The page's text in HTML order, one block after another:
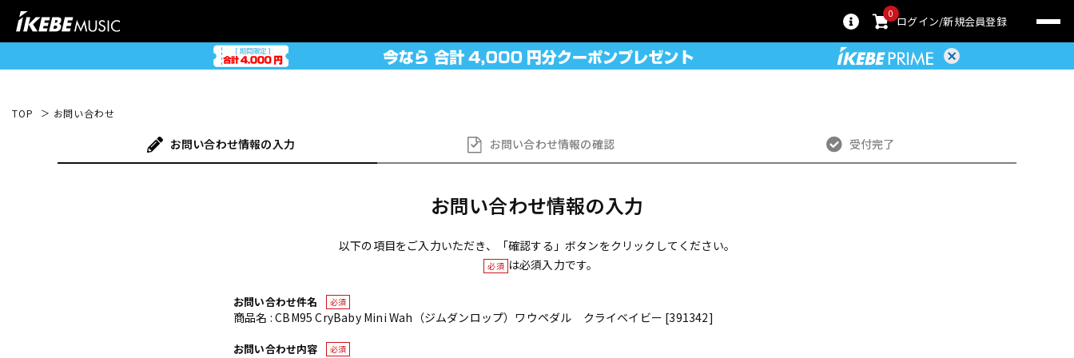
0
ログイン 新規会員登録
TOP お問い合わせ
お問い合わせ情報の入力 お問い合わせ情報の確認 受付完了
お問い合わせ情報の入力
以下の項目をご入力いただき、「確認する」ボタンをクリックしてください。
必須 は必須入力です。
お問い合わせ件名 必須
商品名 : CBM95 CryBaby Mini Wah（ジムダンロップ）ワウペダル クライベイビー [391342]
お問い合わせ内容 必須